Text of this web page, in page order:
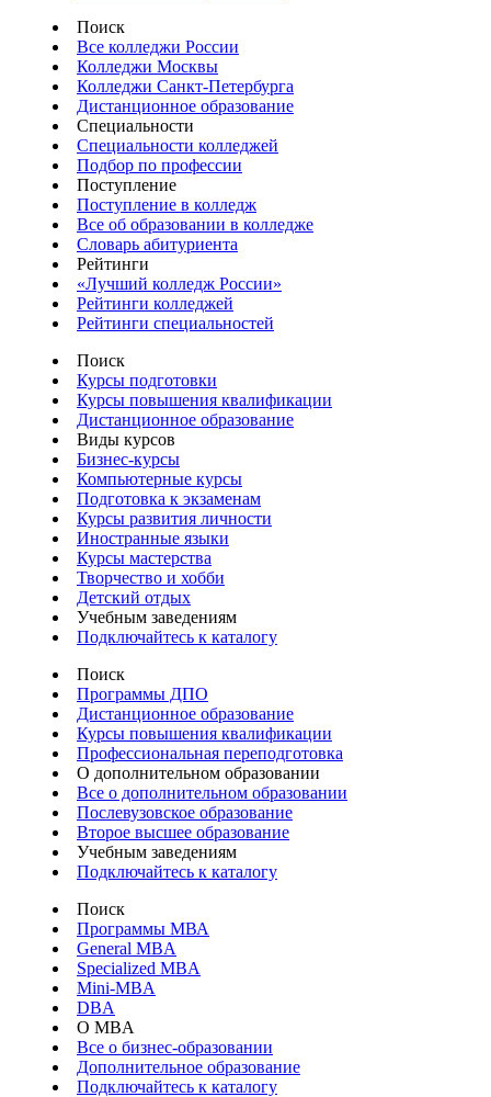
Поиск
Все колледжи России
Колледжи Москвы
Колледжи Санкт-Петербурга
Дистанционное образование
Специальности
Специальности колледжей
Подбор по профессии
Поступление
Поступление в колледж
Все об образовании в колледже
Словарь абитуриента
Рейтинги
«Лучший колледж России»
Рейтинги колледжей
Рейтинги специальностей
Поиск
Курсы подготовки
Курсы повышения квалификации
Дистанционное образование
Виды курсов
Бизнес-курсы
Компьютерные курсы
Подготовка к экзаменам
Курсы развития личности
Иностранные языки
Курсы мастерства
Творчество и хобби
Детский отдых
Учебным заведениям
Подключайтесь к каталогу
Поиск
Программы ДПО
Дистанционное образование
Курсы повышения квалификации
Профессиональная переподготовка
О дополнительном образовании
Все о дополнительном образовании
Послевузовское образование
Второе высшее образование
Учебным заведениям
Подключайтесь к каталогу
Поиск
Программы МВА
General MBA
Specialized MBA
Mini-MBA
DBA
О MBA
Все о бизнес-образовании
Дополнительное образование
Подключайтесь к каталогу